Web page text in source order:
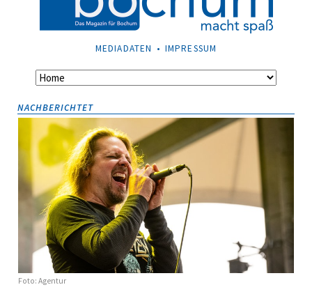
NAVIGATION
MEDIADATEN IMPRESSUM
Navigation
NACHBERICHTET
Foto: Agentur